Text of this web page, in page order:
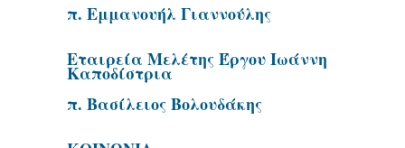
π. Εμμανουήλ Γιαννούλης
Εταιρεία Μελέτης Έργου Ιωάννη
Καποδίστρια
π. Βασίλειος Βολουδάκης